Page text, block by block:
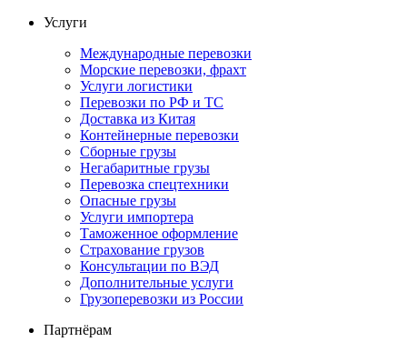
Услуги
Международные перевозки
Морские перевозки, фрахт
Услуги логистики
Перевозки по РФ и ТС
Доставка из Китая
Контейнерные перевозки
Сборные грузы
Негабаритные грузы
Перевозка спецтехники
Опасные грузы
Услуги импортера
Таможенное оформление
Страхование грузов
Консультации по ВЭД
Дополнительные услуги
Грузоперевозки из России
Партнёрам